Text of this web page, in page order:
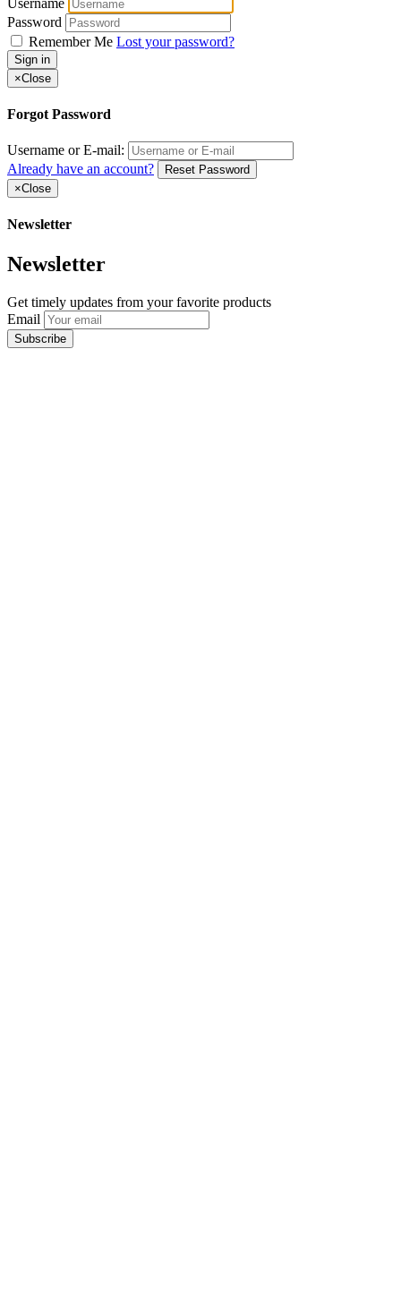
naturala
macbooknaturalapiele
Password
Remember Me Lost your password?
Sign in
×Close
Forgot Password
Username or E-mail:
Already have an account?
Reset Password
×Close
Newsletter
Newsletter
Get timely updates from your favorite products
Email
Subscribe